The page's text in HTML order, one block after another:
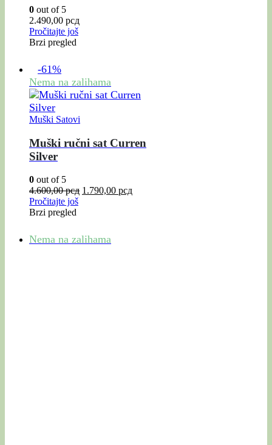
0 out of 5
2.490,00 рсд
Pročitajte još
Brzi pregled
-61%
Nema na zalihama
Muški Satovi
Muški ručni sat Curren
Silver
0 out of 5
4.600,00рсд 1.790,00 рсд
Pročitajte još
Brzi pregled
Nema na zalihama